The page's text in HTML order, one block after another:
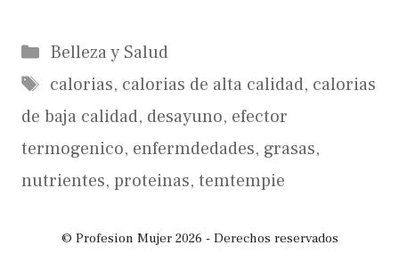
Categorías
Belleza y Salud
Etiquetas
calorias, calorias de alta calidad, calorias
de baja calidad, desayuno, efector
termogenico, enfermdedades, grasas,
nutrientes, proteinas, temtempie
© Profesion Mujer 2026 - Derechos reservados